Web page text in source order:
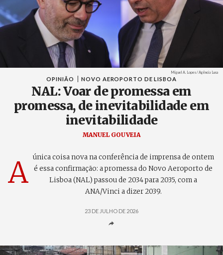
Créditos
Miguel A. Lopes / Agência Lusa
OPINIÃO NOVO AEROPORTO DE LISBOA
NAL: Voar de promessa em
promessa, de inevitabilidade em
inevitabilidade
MANUEL GOUVEIA
A única coisa nova na conferência de imprensa de ontem
é essa confirmação: a promessa do Novo Aeroporto de
Lisboa (NAL) passou de 2034 para 2035, com a
ANA/Vinci a dizer 2039.
23 DE JULHO DE 2026